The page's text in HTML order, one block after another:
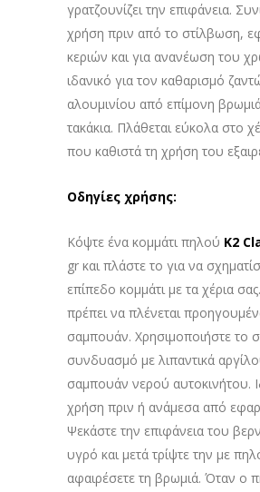
γρατζουνίζει την επιφάνεια.
χρήση πριν από το στίλβωση,
κεριών και για ανανέωση του
ιδανικό για τον καθαρισμό
αλουμινίου από επίμονη
τακάκια. Πλάθεται εύκολα στο
που καθιστά τη χρήση του
Οδηγίες χρήσης:
Κόψτε ένα κομμάτι πηλού K2
gr και πλάστε το για να
επίπεδο κομμάτι με τα χέρια
πρέπει να πλένεται
σαμπουάν. Χρησιμοποιήστε το
συνδυασμό με λιπαντικά
σαμπουάν νερού αυτοκινήτου.
χρήση πριν ή ανάμεσα από
Ψεκάστε την επιφάνεια του
υγρό και μετά τρίψτε την με
αφαιρέσετε τη βρωμιά. Όταν ο